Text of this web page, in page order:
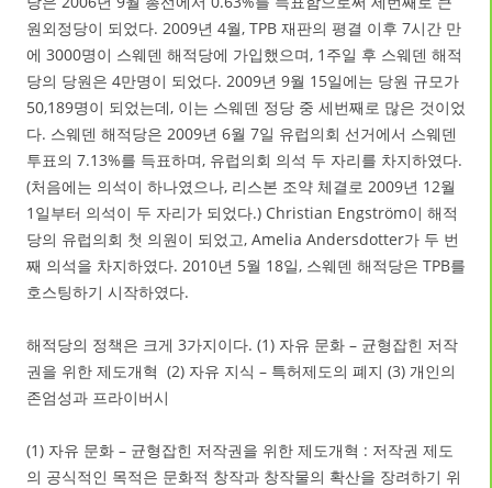
원외정당이 되었다. 2009년 4월, TPB 재판의 평결 이후 7시간 만
에 3000명이 스웨덴 해적당에 가입했으며, 1주일 후 스웨덴 해적
당의 당원은 4만명이 되었다. 2009년 9월 15일에는 당원 규모가
50,189명이 되었는데, 이는 스웨덴 정당 중 세번째로 많은 것이었
다. 스웨덴 해적당은 2009년 6월 7일 유럽의회 선거에서 스웨덴
투표의 7.13%를 득표하며, 유럽의회 의석 두 자리를 차지하였다.
(처음에는 의석이 하나였으나, 리스본 조약 체결로 2009년 12월
1일부터 의석이 두 자리가 되었다.) Christian Engström이 해적
당의 유럽의회 첫 의원이 되었고, Amelia Andersdotter가 두 번
째 의석을 차지하였다. 2010년 5월 18일, 스웨덴 해적당은 TPB를
호스팅하기 시작하였다.
해적당의 정책은 크게 3가지이다. (1) 자유 문화 – 균형잡힌 저작
권을 위한 제도개혁 (2) 자유 지식 – 특허제도의 폐지 (3) 개인의
존엄성과 프라이버시
(1) 자유 문화 – 균형잡힌 저작권을 위한 제도개혁 : 저작권 제도
의 공식적인 목적은 문화적 창작과 창작물의 확산을 장려하기 위